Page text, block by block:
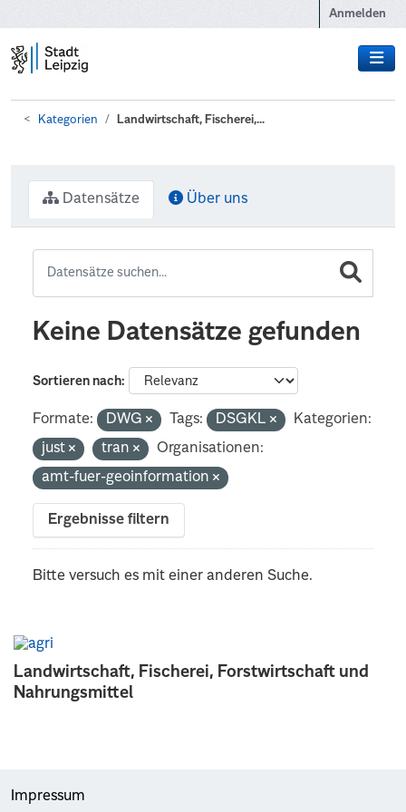
Anmelden
Kategorien Landwirtschaft, Fischerei,...
Landwirtschaft, Fischerei, Forstwirtschaft und
Nahrungsmittel
Datensätze Über uns
Keine Datensätze gefunden
Sortieren nach
Formate: DWG Tags: DSGKL
Kategorien:
just
tran
Organisationen:
amt-fuer-geoinformation
Ergebnisse filtern
Bitte versuch es mit einer anderen Suche.
Impressum